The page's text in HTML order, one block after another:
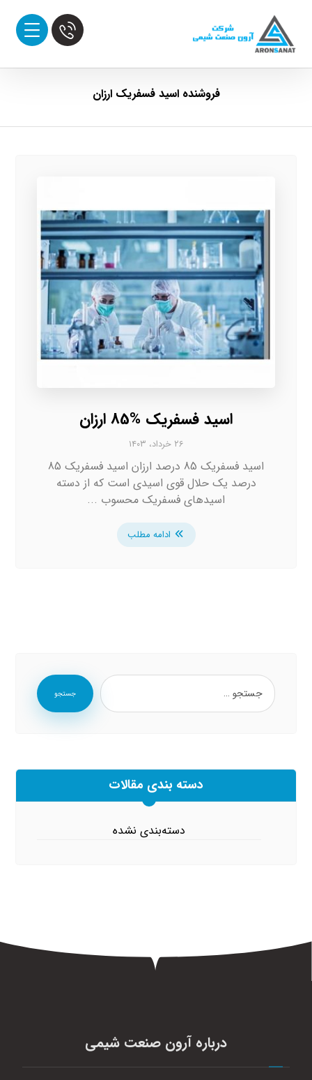
فروشنده اسید فسفریک ارزان
اسید فسفریک %85 ارزان
۲۶ خرداد، ۱۴۰۳
اسید فسفریک 85 درصد ارزان اسید فسفریک 85
درصد یک حلال قوی اسیدی است که از دسته
اسیدهای فسفریک محسوب ...
ادامه مطلب
جستجو
دسته بندی مقالات
دسته‌بندی نشده
درباره آرون صنعت شیمی